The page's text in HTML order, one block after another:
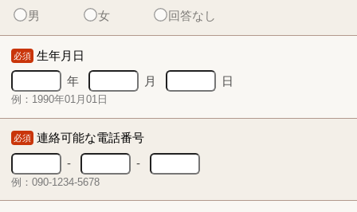
男
女 回答なし
必須 生年月日
年
月 日
例：1990年01月01日
必須 連絡可能な電話番号
-
-
例：090-1234-5678